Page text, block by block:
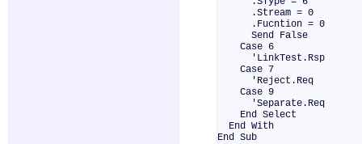
.Stream = 0
.Fucntion = 0
Send False
Case 6
'LinkTest.Rsp
Case 7
'Reject.Req
Case 9
'Separate.Req
End Select
End With
End Sub